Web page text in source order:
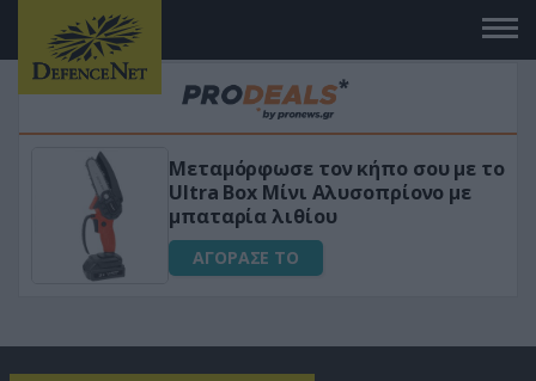
Μεταμόρφωσε τον κήπο σου με το
Ultra Box Μίνι Αλυσοπρίονο με
μπαταρία λιθίου
ΑΓΟΡΑΣΕ ΤΟ